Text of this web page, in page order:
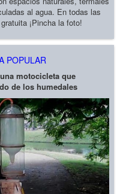
al agua. En todas las
¡Pincha la foto!
POPULAR
motocicleta que
de los humedales